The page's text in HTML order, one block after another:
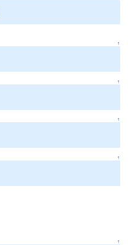
↑
↑
↑
↑
↑